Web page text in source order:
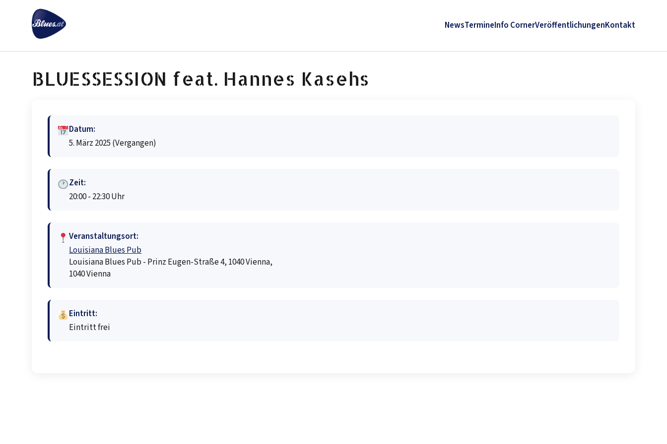
NewsTermineInfo CornerVeröffentlichungenKontakt
BLUESSESSION feat. Hannes Kasehs
Datum:
5. März 2025 (Vergangen)
Zeit:
20:00 - 22:30 Uhr
Veranstaltungsort:
Louisiana Blues Pub
Louisiana Blues Pub - Prinz Eugen-Straße 4, 1040 Vienna,
1040 Vienna
Eintritt:
Eintritt frei